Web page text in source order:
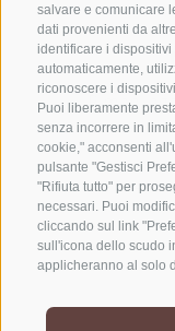
salvare e comunicare
dati provenienti da
identificare i
automaticamente,
riconoscere i
Puoi liberamente
senza incorrere in
cookie," acconsenti
pulsante "Gestisci
"Rifiuta tutto" per
necessari. Puoi
cliccando sul link
sull'icona dello scudo
applicheranno al solo
Rimani